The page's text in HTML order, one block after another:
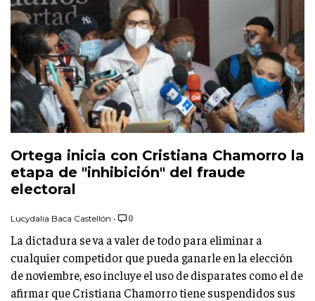
Ortega inicia con Cristiana Chamorro la
etapa de "inhibición" del fraude
electoral
Lucydalia Baca Castellón • 0
La dictadura se va a valer de todo para eliminar a
cualquier competidor que pueda ganarle en la elección
de noviembre, eso incluye el uso de disparates como el de
afirmar que Cristiana Chamorro tiene suspendidos sus